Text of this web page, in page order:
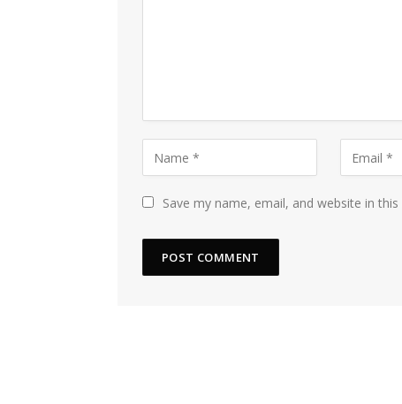
Save my name, email, and website in